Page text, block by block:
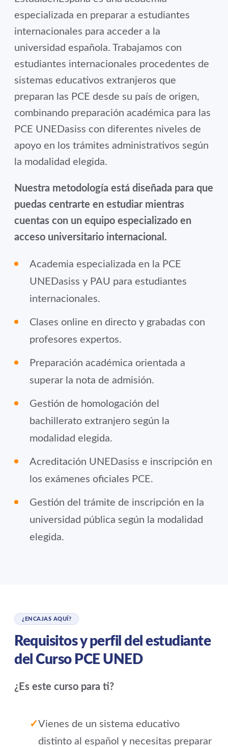
especializada en preparar a estudiantes
internacionales para acceder a la
universidad española. Trabajamos con
estudiantes internacionales procedentes de
sistemas educativos extranjeros que
preparan las PCE desde su país de origen,
combinando preparación académica para las
PCE UNEDasiss con diferentes niveles de
apoyo en los trámites administrativos según
la modalidad elegida.
Nuestra metodología está diseñada para que
puedas centrarte en estudiar mientras
cuentas con un equipo especializado en
acceso universitario internacional.
Academia especializada en la PCE
UNEDasiss y PAU para estudiantes
internacionales.
Clases online en directo y grabadas con
profesores expertos.
Preparación académica orientada a
superar la nota de admisión.
Gestión de homologación del
bachillerato extranjero según la
modalidad elegida.
Acreditación UNEDasiss e inscripción en
los exámenes oficiales PCE.
Gestión del trámite de inscripción en la
universidad pública según la modalidad
elegida.
¿ENCAJAS AQUÍ?
Requisitos y perfil del estudiante
del Curso PCE UNED
¿Es este curso para ti?
Vienes de un sistema educativo
distinto al español y necesitas preparar